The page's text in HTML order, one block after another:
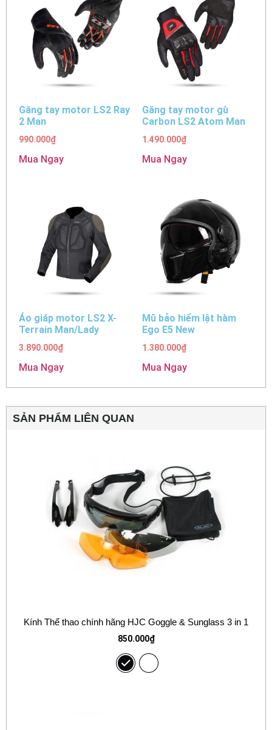
Găng tay motor LS2 Ray
2 Man
990.000₫
Mua Ngay
Găng tay motor gù
Carbon LS2 Atom Man
1.490.000₫
Mua Ngay
Áo giáp motor LS2 X-
Terrain Man/Lady
3.890.000₫
Mua Ngay
Mũ bảo hiểm lật hàm
Ego E5 New
1.380.000₫
Mua Ngay
SẢN PHẨM LIÊN QUAN
Kính Thể thao chính hãng HJC Goggle & Sunglass 3 in 1
850.000₫